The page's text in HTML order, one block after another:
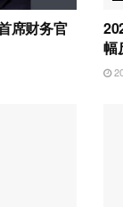
席财务官
幅